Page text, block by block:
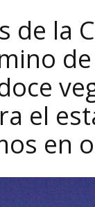
de la
el
en